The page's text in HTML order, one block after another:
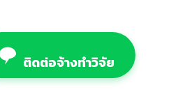
ติดต่อจ้างทำวิจัย